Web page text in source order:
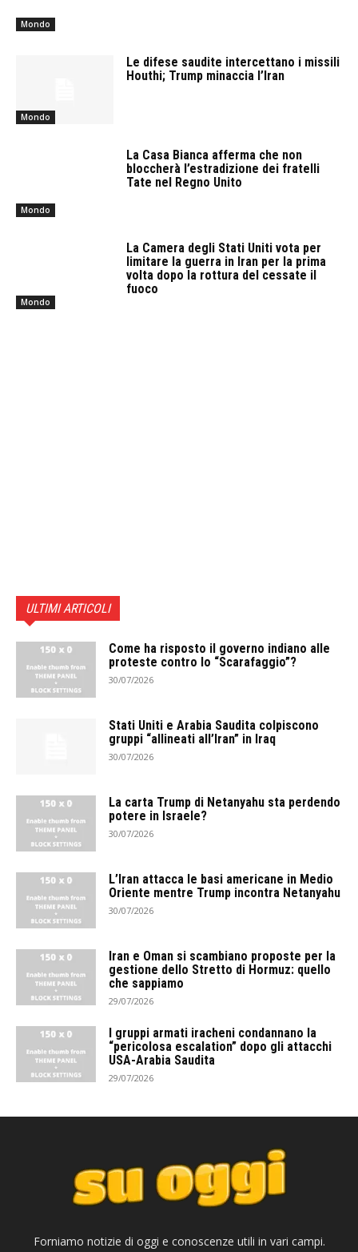
Mondo
Mondo
Le difese saudite intercettano i missili
Houthi; Trump minaccia l’Iran
Mondo
La Casa Bianca afferma che non
bloccherà l’estradizione dei fratelli
Tate nel Regno Unito
Mondo
La Camera degli Stati Uniti vota per
limitare la guerra in Iran per la prima
volta dopo la rottura del cessate il
fuoco
ULTIMI ARTICOLI
Come ha risposto il governo indiano alle
proteste contro lo “Scarafaggio”?
30/07/2026
Stati Uniti e Arabia Saudita colpiscono
gruppi “allineati all’Iran” in Iraq
30/07/2026
La carta Trump di Netanyahu sta perdendo
potere in Israele?
30/07/2026
L’Iran attacca le basi americane in Medio
Oriente mentre Trump incontra Netanyahu
30/07/2026
Iran e Oman si scambiano proposte per la
gestione dello Stretto di Hormuz: quello
che sappiamo
29/07/2026
I gruppi armati iracheni condannano la
“pericolosa escalation” dopo gli attacchi
USA-Arabia Saudita
29/07/2026
Forniamo notizie di oggi e conoscenze utili in vari campi.